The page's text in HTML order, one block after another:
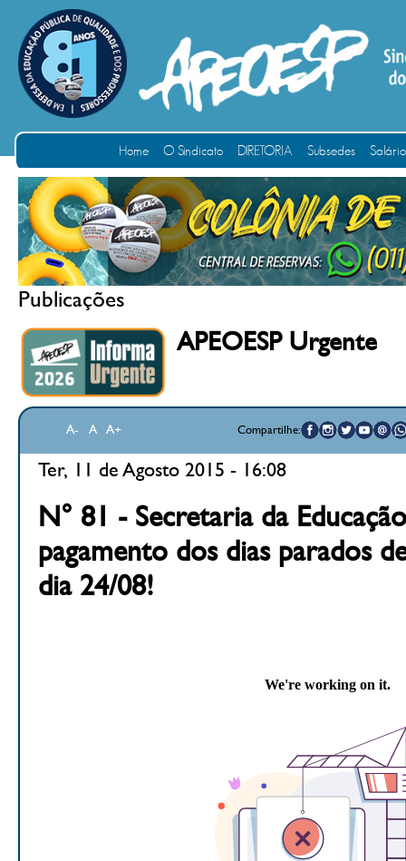
Home O Sindicato DIRETORIA Subsedes
Publicações
APEOESP Urgente
A- A A+ Compartilhe:
Ter, 11 de Agosto 2015 - 16:08
N° 81 - Secretaria da
pagamento dos dias parados
dia 24/08!